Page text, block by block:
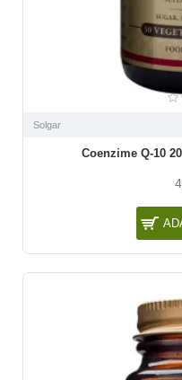
Solgar
Coenzime Q-10